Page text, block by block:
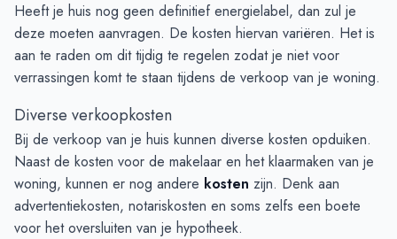
Heeft je huis nog geen definitief energielabel, dan zul je
deze moeten aanvragen. De kosten hiervan variëren. Het is
aan te raden om dit tijdig te regelen zodat je niet voor
verrassingen komt te staan tijdens de verkoop van je woning.
Diverse verkoopkosten
Bij de verkoop van je huis kunnen diverse kosten opduiken.
Naast de kosten voor de makelaar en het klaarmaken van je
woning, kunnen er nog andere kosten zijn. Denk aan
advertentiekosten, notariskosten en soms zelfs een boete
voor het oversluiten van je hypotheek.